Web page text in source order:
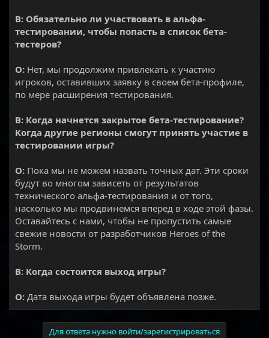
В: Обязательно ли участвовать в альфа-
тестировании, чтобы попасть в список бета-
тестеров?
О: Нет, мы продолжим привлекать к участию
игроков, оставивших заявку в своем бета-профиле,
по мере расширения тестирования.
В: Когда начнется закрытое бета-тестирование?
Когда другие регионы смогут принять участие в
тестировании игры?
О: Пока мы не можем назвать точных дат. Эти сроки
будут во многом зависеть от результатов
технического альфа-тестирования и от того,
насколько мы продвинемся вперед в ходе этой фазы.
Оставайтесь с нами, чтобы не пропустить самые
свежие новости от разработчиков Heroes of the
Storm.
В: Когда состоится выход игры?
О: Дата выхода игры будет объявлена позже.
Для ответа нужно войти/зарегистрироваться